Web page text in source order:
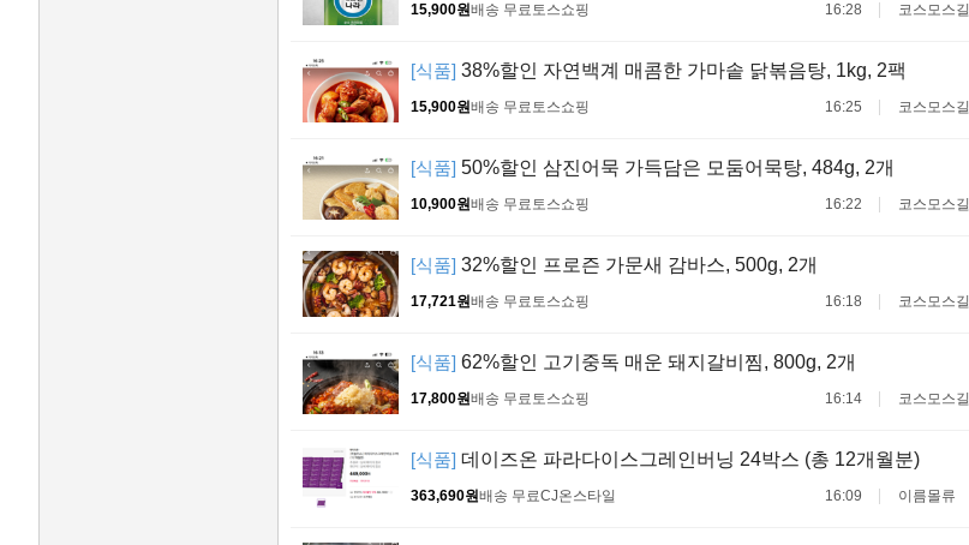
15,900원배송 무료토스쇼핑 16:28 코스모스길
[식품] 38%할인 자연백계 매콤한 가마솥 닭볶음탕, 1kg, 2팩
15,900원배송 무료토스쇼핑 16:25 코스모스길
[식품] 50%할인 삼진어묵 가득담은 모둠어묵탕, 484g, 2개
10,900원배송 무료토스쇼핑 16:22 코스모스길
[식품] 32%할인 프로즌 가문새 감바스, 500g, 2개
17,721원배송 무료토스쇼핑 16:18 코스모스길
[식품] 62%할인 고기중독 매운 돼지갈비찜, 800g, 2개
17,800원배송 무료토스쇼핑 16:14 코스모스길
[식품] 데이즈온 파라다이스그레인버닝 24박스 (총 12개월분)
363,690원배송 무료CJ온스타일 16:09 이름몰류